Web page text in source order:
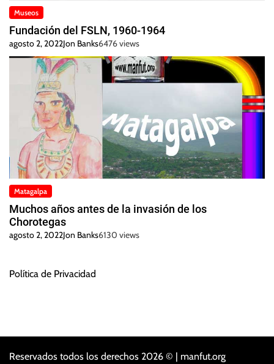
Museos
Fundación del FSLN, 1960-1964
agosto 2, 2022Jon Banks6476 views
Matagalpa
Muchos años antes de la invasión de los
Chorotegas
agosto 2, 2022Jon Banks6130 views
Política de Privacidad
Reservados todos los derechos 2026 © | manfut.org